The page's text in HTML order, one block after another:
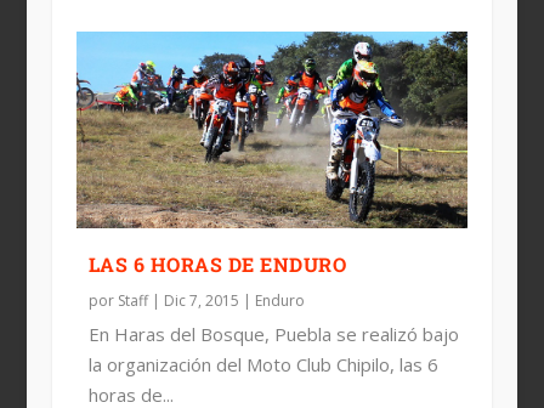
LAS 6 HORAS DE ENDURO
por Staff| Dic 7, 2015 | Enduro
En Haras del Bosque, Puebla se realizó bajo
la organización del Moto Club Chipilo, las 6
horas de...